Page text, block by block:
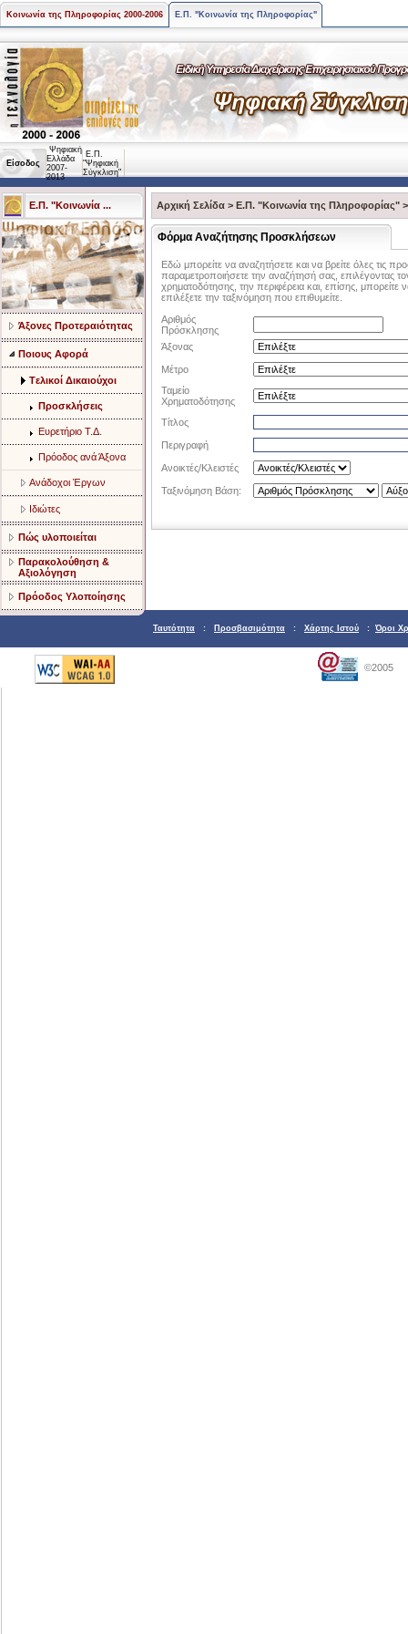
Κοινωνία της Πληροφορίας 2000-2006 Ε.Π. "Κοινωνία της Πληροφορίας"
Είσοδος
Ψηφιακή
Ελλάδα
2007-
2013
Ε.Π.
"Ψηφιακή
Σύγκλιση"
Ε.Π. "Κοινωνία ...
Άξονες Προτεραιότητας
Ποιους Αφορά
Tελικοί Δικαιούχοι
Προσκλήσεις
Ευρετήριο Τ.Δ.
Πρόοδος ανά Άξονα
Ανάδοχοι Έργων
Ιδιώτες
Πώς υλοποιείται
Παρακολούθηση &
Αξιολόγηση
Πρόοδος Υλοποίησης
Αρχική Σελίδα > Ε.Π. "Κοινωνία της Πληροφορίας"
Φόρμα Αναζήτησης Προσκλήσεων
Εδώ μπορείτε να αναζητήσετε και να βρείτε όλες τις
παραμετροποιήσετε την αναζήτησή σας, επιλέγοντας
χρηματοδότησης, την περιφέρεια και, επίσης, μπορείτε
επιλέξετε την ταξινόμηση που επιθυμείτε.
Αριθμός
Πρόσκλησης
Άξονας
Μέτρο
Ταμείο
Χρηματοδότησης
Τίτλος
Περιγραφή
Ανοικτές/Κλειστές
Ταξινόμηση Βάση:
Ταυτότητα : Προσβασιμότητα : Χάρτης Ιστού : Όροι
©2005